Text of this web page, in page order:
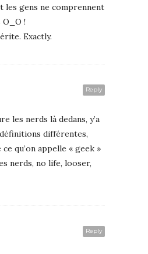
les gens ne comprennent
O_O !
Exactly.
Reply
les nerds là dedans, y’a
différentes,
ce qu’on appelle « geek »
nerds, no life, looser,
Reply